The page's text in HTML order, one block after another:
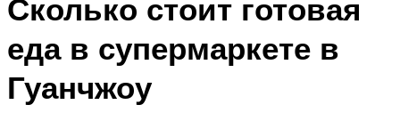
Сколько стоит готовая
еда в супермаркете в
Гуанчжоу